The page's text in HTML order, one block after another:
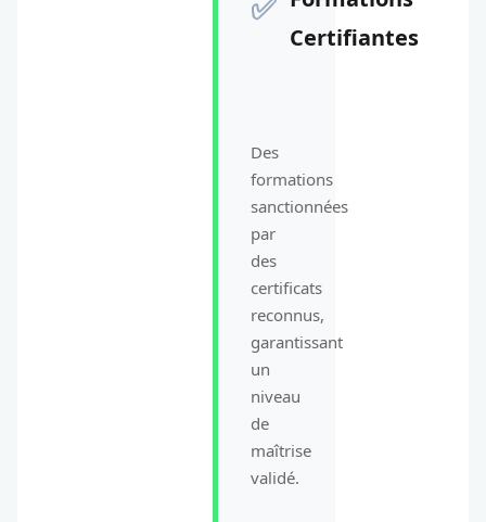
Certifiantes
Des
formations
sanctionnées
par
des
certificats
reconnus,
garantissant
un
niveau
de
maîtrise
validé.